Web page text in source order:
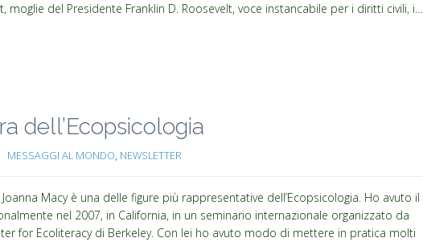
moglie del Presidente Franklin D. Roosevelt, voce instancabile per i diritti civili, i…
dell’Ecopsicologia
MESSAGGI AL MONDO, NEWSLETTER
Macy è una delle figure più rappresentative dell’Ecopsicologia. Ho avuto il
nel 2007, in California, in un seminario internazionale organizzato da
for Ecoliteracy di Berkeley. Con lei ho avuto modo di mettere in pratica molti